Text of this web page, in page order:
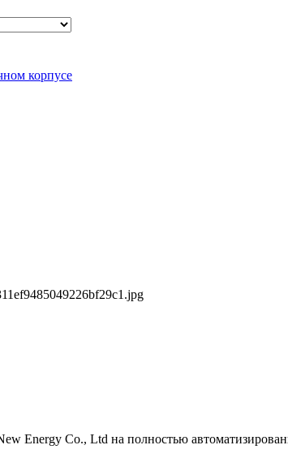
корпусе
Energy Co., Ltd на полностью